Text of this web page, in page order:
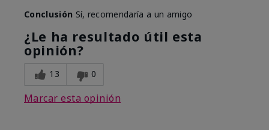
Conclusión Sí, recomendaría a un amigo
¿Le ha resultado útil esta
opinión?
13 0
Marcar esta opinión